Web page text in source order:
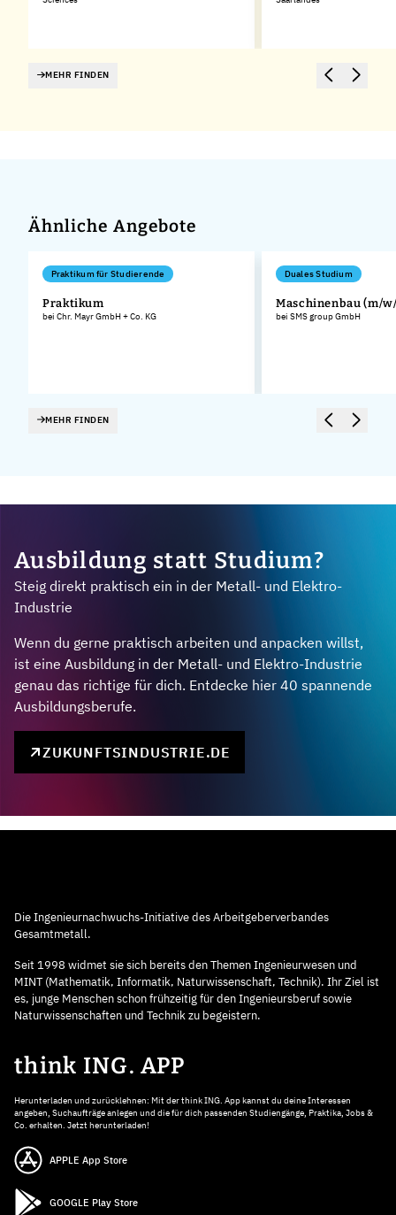
MEHR FINDEN
Ähnliche Angebote
Praktikum für Studierende
Praktikum
bei Chr. Mayr GmbH + Co. KG
Duales Studium
Maschinenbau (m/
bei SMS group GmbH
MEHR FINDEN
Ausbildung statt Studium?
Steig direkt praktisch ein in der Metall- und Elektro-
Industrie
Wenn du gerne praktisch arbeiten und anpacken willst,
ist eine Ausbildung in der Metall- und Elektro-Industrie
genau das richtige für dich. Entdecke hier 40 spannende
Ausbildungsberufe.
ZUKUNFTSINDUSTRIE.DE
Die Ingenieurnachwuchs-Initiative des Arbeitgeberverbandes
Gesamtmetall.
Seit 1998 widmet sie sich bereits den Themen Ingenieurwesen und
MINT (Mathematik, Informatik, Naturwissenschaft, Technik). Ihr Ziel ist
es, junge Menschen schon frühzeitig für den Ingenieursberuf sowie
Naturwissenschaften und Technik zu begeistern.
think ING. APP
Herunterladen und zurücklehnen: Mit der think ING. App kannst du deine Interessen
angeben, Suchaufträge anlegen und die für dich passenden Studiengänge, Praktika, Jobs &
Co. erhalten. Jetzt herunterladen!
APPLE App Store
GOOGLE Play Store